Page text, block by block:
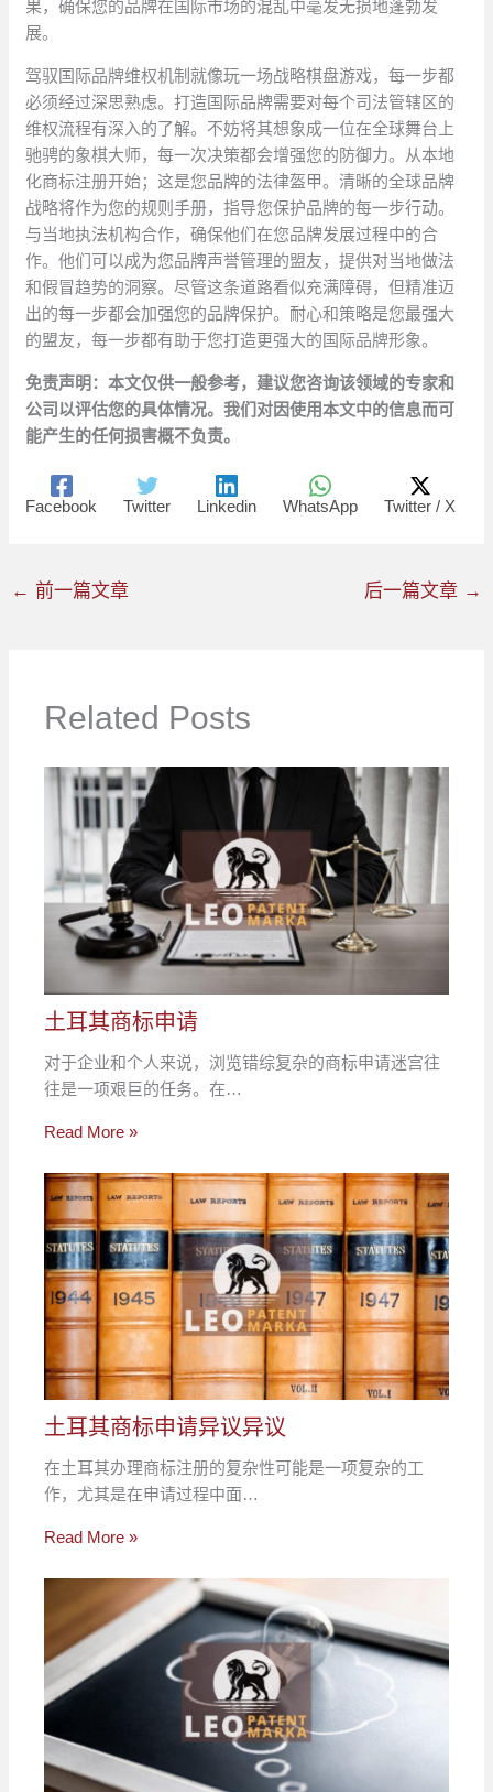
果，确保您的品牌在国际市场的混乱中毫发无损地蓬勃发
展。
驾驭国际品牌维权机制就像玩一场战略棋盘游戏，每一步都
必须经过深思熟虑。打造国际品牌需要对每个司法管辖区的
维权流程有深入的了解。不妨将其想象成一位在全球舞台上
驰骋的象棋大师，每一次决策都会增强您的防御力。从本地
化商标注册开始；这是您品牌的法律盔甲。清晰的全球品牌
战略将作为您的规则手册，指导您保护品牌的每一步行动。
与当地执法机构合作，确保他们在您品牌发展过程中的合
作。他们可以成为您品牌声誉管理的盟友，提供对当地做法
和假冒趋势的洞察。尽管这条道路看似充满障碍，但精准迈
出的每一步都会加强您的品牌保护。耐心和策略是您最强大
的盟友，每一步都有助于您打造更强大的国际品牌形象。
免责声明：本文仅供一般参考，建议您咨询该领域的专家和
公司以评估您的具体情况。我们对因使用本文中的信息而可
能产生的任何损害概不负责。
Facebook Twitter Linkedin WhatsApp Twitter / X
← 前一篇文章 后一篇文章 →
Related Posts
土耳其商标申请
对于企业和个人来说，浏览错综复杂的商标申请迷宫往
往是一项艰巨的任务。在…
Read More »
土耳其商标申请异议异议
在土耳其办理商标注册的复杂性可能是一项复杂的工
作，尤其是在申请过程中面…
Read More »